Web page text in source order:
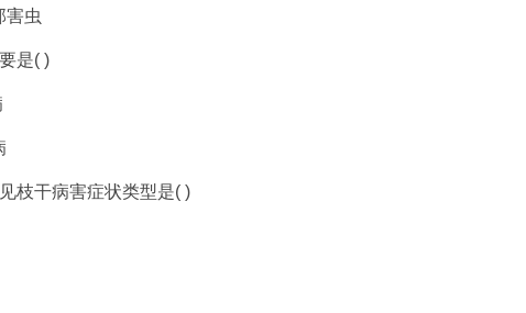
虫
是( )
干病害症状类型是( )